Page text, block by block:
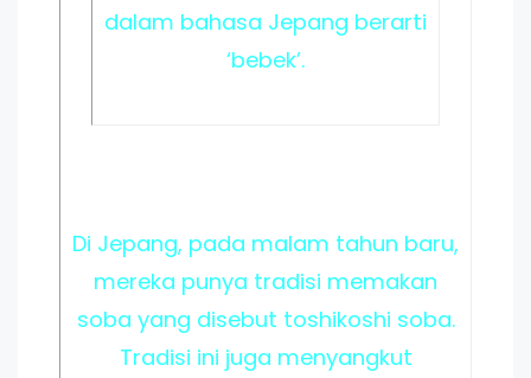
dalam bahasa Jepang berarti
‘bebek’.
Di Jepang, pada malam tahun baru,
mereka punya tradisi memakan
soba yang disebut toshikoshi soba.
Tradisi ini juga menyangkut